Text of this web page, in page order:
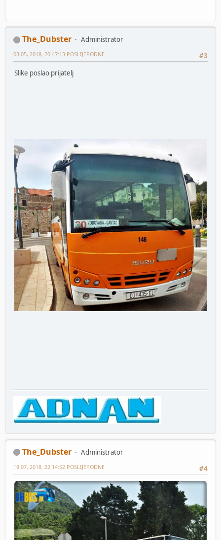
The_Dubster
Administrator
#3
03 05, 2018, 20:47:13 POSLIJEPODNE
Slike poslao prijatelj
The_Dubster
Administrator
#4
18 07, 2018, 22:14:52 POSLIJEPODNE